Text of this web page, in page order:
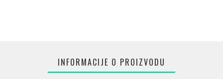
INFORMACIJE O PROIZVODU